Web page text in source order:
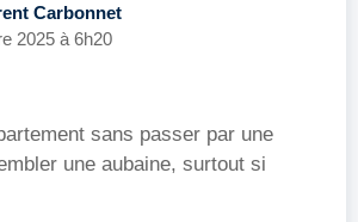
Carbonnet
2025 à 6h20
sans passer par une
une aubaine, surtout si